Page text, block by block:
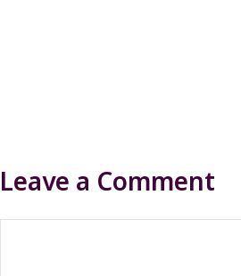
Leave a Comment